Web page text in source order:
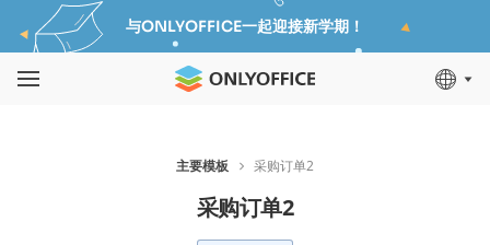
与ONLYOFFICE一起迎接新学期！
主要模板 采购订单2
采购订单2